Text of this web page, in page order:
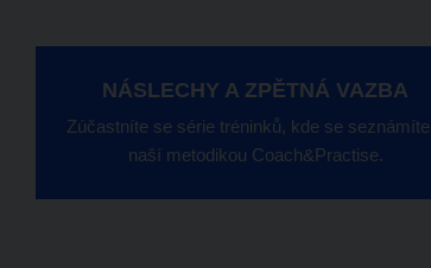
NÁSLECHY A ZPĚTNÁ VAZBA
Zúčastníte se série tréninků, kde se
naší metodikou Coach&Practise.